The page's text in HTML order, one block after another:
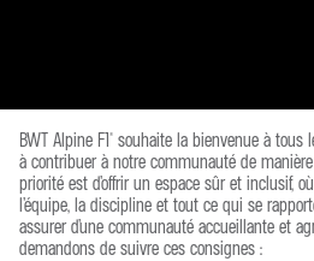
BWT Alpine F1® souhaite la bienvenue à
à contribuer à notre communauté de
priorité est d’offrir un espace sûr et inclusif,
l’équipe, la discipline et tout ce qui se
assurer d’une communauté accueillante et
demandons de suivre ces consignes :